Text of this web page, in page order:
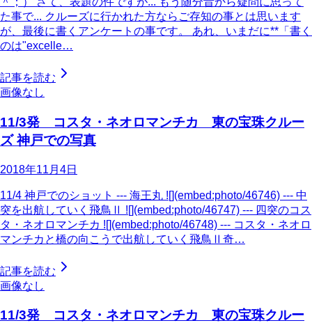
た事で... クルーズに行かれた方ならご存知の事とは思います
が、最後に書くアンケートの事です。 あれ、いまだに**「書く
のは"excelle…
記事を読む
画像なし
11/3発 コスタ・ネオロマンチカ 東の宝珠クルー
ズ 神戸での写真
2018年11月4日
11/4 神戸でのショット --- 海王丸 ![](embed:photo/46746) --- 中
突を出航していく飛鳥Ⅱ ![](embed:photo/46747) --- 四突のコス
タ・ネオロマンチカ ![](embed:photo/46748) --- コスタ・ネオロ
マンチカと橋の向こうで出航していく飛鳥Ⅱ奇…
記事を読む
画像なし
11/3発 コスタ・ネオロマンチカ 東の宝珠クルー